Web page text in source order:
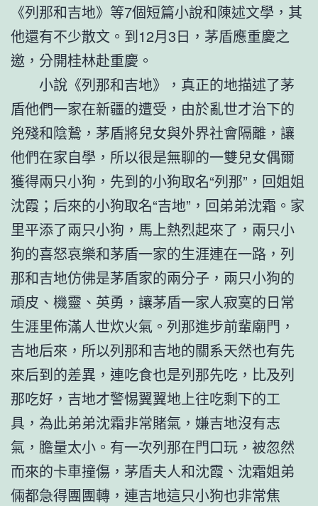
《列那和吉地》等7個短篇小說和陳述文學，其
他還有不少散文。到12月3日，茅盾應重慶之
邀，分開桂林赴重慶。
小說《列那和吉地》，真正的地描述了茅
盾他們一家在新疆的遭受，由於亂世才治下的
兇殘和陰鷙，茅盾將兒女與外界社會隔離，讓
他們在家自學，所以很是無聊的一雙兒女偶爾
獲得兩只小狗，先到的小狗取名“列那”，回姐姐
沈霞；后來的小狗取名“吉地”，回弟弟沈霜。家
里平添了兩只小狗，馬上熱烈起來了，兩只小
狗的喜怒哀樂和茅盾一家的生涯連在一路，列
那和吉地仿佛是茅盾家的兩分子，兩只小狗的
頑皮、機靈、英勇，讓茅盾一家人寂寞的日常
生涯里佈滿人世炊火氣。列那進步前輩廟門，
吉地后來，所以列那和吉地的關系天然也有先
來后到的差異，連吃食也是列那先吃，比及列
那吃好，吉地才警惕翼翼地上往吃剩下的工
具，為此弟弟沈霜非常賭氣，嫌吉地沒有志
氣，膽量太小。有一次列那在門口玩，被忽然
而來的卡車撞傷，茅盾夫人和沈霞、沈霜姐弟
倆都急得團團轉，連吉地這只小狗也非常焦